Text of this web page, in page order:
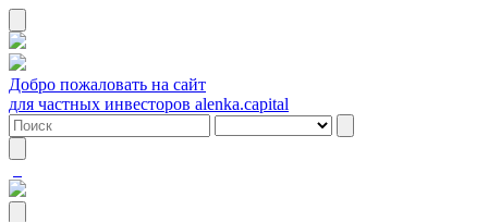
Добро пожаловать на сайт
для частных инвесторов alenka.capital